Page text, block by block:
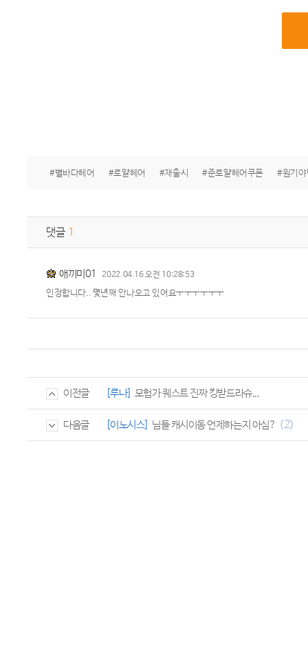
#별바다헤어 #로얄헤어 #재출시 #준로얄헤어쿠폰 #원기야
댓글 1
애끼미01 2022.04.16 오전 10:28:53
인정합니다.. 몇년째 안나오고 있어요ㅜㅜㅜㅜㅜㅜ
이전글 [루나] 모험가 퀘스트 진짜 킹받드라슈...
다음글 [이노시스] 님들 캐시이동 언제하는지 아심? (2)